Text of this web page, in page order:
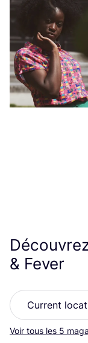
& Fever
Voir tous les 5